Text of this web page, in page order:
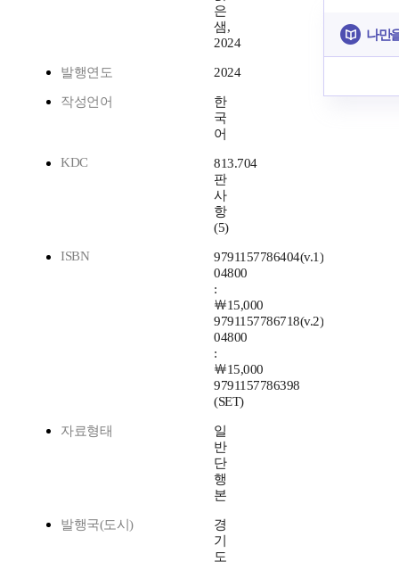
은
샘,
2024
발행연도 2024
작성언어
한
국
어
KDC
813.704
판
사
항
(5)
ISBN
9791157786404(v.1)
04800
:
￦15,000
9791157786718(v.2)
04800
:
￦15,000
9791157786398
(SET)
자료형태
일
반
단
행
본
발행국(도시)
경
기
도
나만